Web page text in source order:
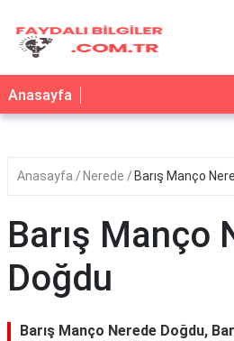
Anasayfa
Anasayfa Nerede Barış Manço
Barış Manço
Doğdu
Barış Manço Nerede Doğdu,